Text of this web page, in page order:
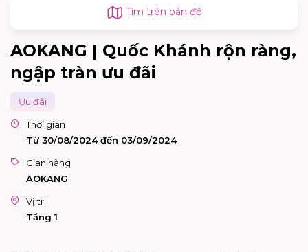
Tìm trên bản đồ
AOKANG | Quốc Khánh rộn ràng,
ngập tràn ưu đãi
Ưu đãi
Thời gian
Từ 30/08/2024 đến 03/09/2024
Gian hàng
AOKANG
Vị trí
Tầng 1